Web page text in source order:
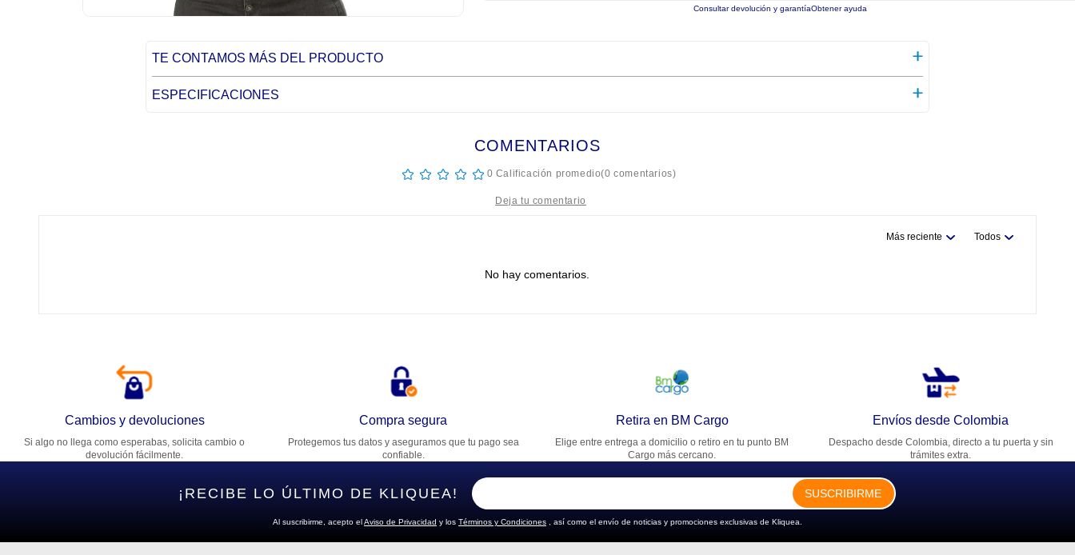
Consultar devolución y garantíaObtener ayuda
TE CONTAMOS MÁS DEL PRODUCTO
ESPECIFICACIONES
COMENTARIOS
☆ ☆ ☆ ☆ ☆ 0 Calificación promedio(0 comentarios)
Dirección de email
Escribe un comentario
Más reciente Todos
No hay comentarios.
Cambios y devoluciones
Si algo no llega como esperabas, solicita cambio o
devolución fácilmente.
Compra segura
Protegemos tus datos y aseguramos que tu pago sea
confiable.
Retira en BM Cargo
Elige entre entrega a domicilio o retiro en tu punto BM
Cargo más cercano.
Envíos desde Colombia
Despacho desde Colombia, directo a tu puerta y sin
trámites extra.
¡RECIBE LO ÚLTIMO DE KLIQUEA! SUSCRIBIRME
Al suscribirme, acepto elAviso de Privacidad y los Términos y Condiciones , así como el envío de noticias y promociones exclusivas de Kliquea.